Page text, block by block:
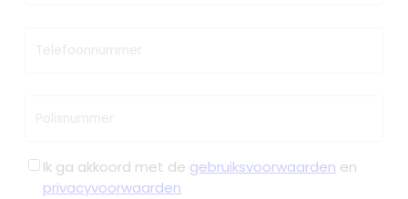
Telefoonnummer
Polisnummer
Ik ga akkoord met de gebruiksvoorwaarden en
privacyvoorwaarden